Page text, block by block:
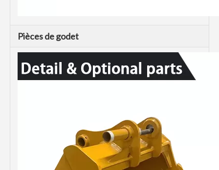
Pièces de godet